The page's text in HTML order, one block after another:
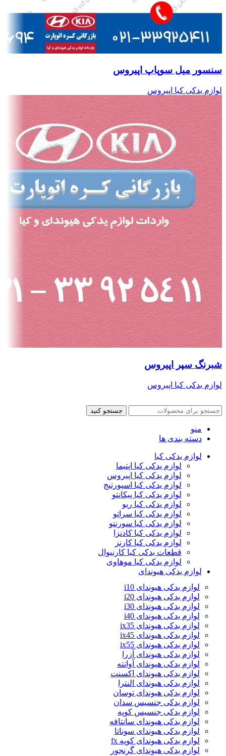
سنسور میل سوپاپ اپیروس
لوازم یدکی کیا اپیروس
شبرنگ سپر اپیروس
لوازم یدکی کیا اپیروس
جستجو کنید
منو
دسته بندی ها
لوازم یدکی کیا
لوازم یدکی کیا اپتیما
لوازم یدکی کیا اپیروس
لوازم یدکی کیا اسپورتیج
لوازم یدکی کیا پیکانتو
لوازم یدکی کیا ریو
لوازم یدکی کیا سراتو
لوازم یدکی کیا سورنتو
لوازم یدکی کیا کادنزا
لوازم یدکی کیا کارنز
قطعات یدکی کیا کارنیوال
لوازم یدکی کیا موهاوی
لوازم یدکی هیوندای
لوازم یدکی هیوندای i10
لوازم یدکی هیوندای i20
لوازم یدکی هیوندای i30
لوازم یدکی هیوندای i40
لوازم یدکی هیوندای ix35
لوازم یدکی هیوندای ix45
لوازم یدکی هیوندای ix55
لوازم یدکی هیوندای آزرا
لوازم یدکی هیوندای آوانته
لوازم یدکی هیوندای اکسنت
لوازم یدکی هیوندای النترا
لوازم یدکی هیوندای توسان
لوازم یدکی جنسیس سدان
لوازم یدکی جنسیس کوپه
لوازم یدکی هیوندای سانتافه
لوازم یدکی هیوندای سوناتا
لوازم یدکی هیوندای کوپه fx
لوازم یدکی هیوندای گرنجور